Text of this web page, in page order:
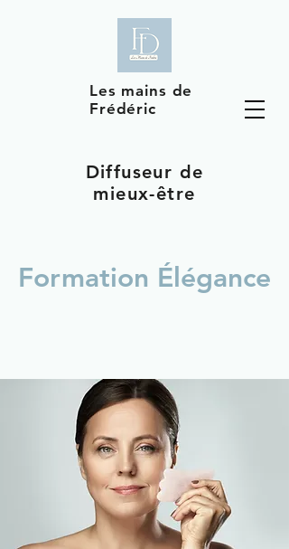
Les mains de
Frédéric
Diffuseur de
mieux-être
Formation Élégance